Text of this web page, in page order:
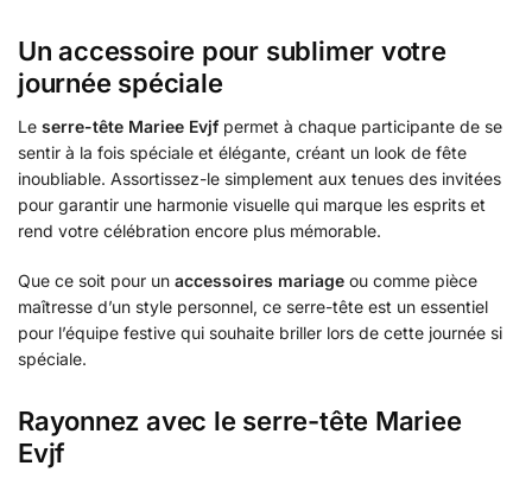
Un accessoire pour sublimer votre
journée spéciale
Le serre-tête Mariee Evjfpermet à chaque participante de se
sentir à la fois spéciale et élégante, créant un look de fête
inoubliable. Assortissez-le simplement aux tenues des invitées
pour garantir une harmonie visuelle qui marque les esprits et
rend votre célébration encore plus mémorable.
Que ce soit pour un accessoires mariage ou comme pièce
maîtresse d’un style personnel, ce serre-tête est un essentiel
pour l’équipe festive qui souhaite briller lors de cette journée si
spéciale.
Rayonnez avec le serre-tête Mariee
Evjf